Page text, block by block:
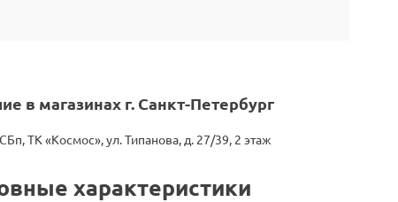
в магазинах г. Санкт-Петербург
СБп, ТК «Космос», ул. Типанова, д. 27/39, 2 этаж
характеристики